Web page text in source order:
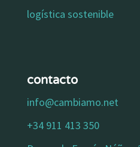
logística sostenible
contacto
info@cambiamo.net
+34 911 413 350